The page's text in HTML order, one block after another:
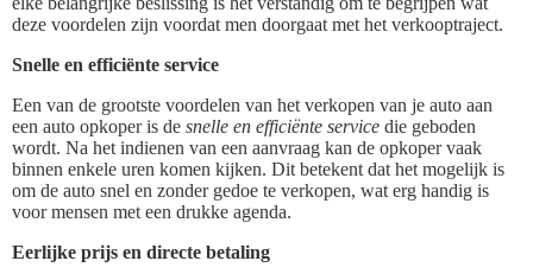
deze voordelen zijn voordat men doorgaat met het verkooptraject.
Snelle en efficiënte service
Een van de grootste voordelen van het verkopen van je auto aan
een auto opkoper is de snelle en efficiënte service die geboden
wordt. Na het indienen van een aanvraag kan de opkoper vaak
binnen enkele uren komen kijken. Dit betekent dat het mogelijk is
om de auto snel en zonder gedoe te verkopen, wat erg handig is
voor mensen met een drukke agenda.
Eerlijke prijs en directe betaling